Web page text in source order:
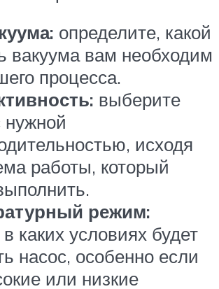
определите, какой
вакуума вам необходим
процесса.
выберите
нужной
исходя
работы, который
режим:
каких условиях будет
насос, особенно если
или низкие